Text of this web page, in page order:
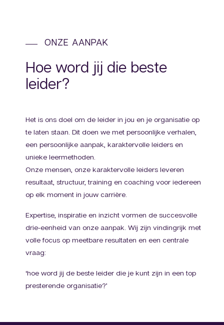
ONZE AANPAK
Hoe word jij die beste
leider?
Het is ons doel om de leider in jou en je organisatie op
te laten staan. Dit doen we met persoonlijke verhalen,
een persoonlijke aanpak, karaktervolle leiders en
unieke leermethoden.
Onze mensen, onze karaktervolle leiders leveren
resultaat, structuur, training en coaching voor iedereen
op elk moment in jouw carrière.
Expertise, inspiratie en inzicht vormen de succesvolle
drie-eenheid van onze aanpak. Wij zijn vindingrijk met
volle focus op meetbare resultaten en een centrale
vraag:
‘hoe word jij de beste leider die je kunt zijn in een top
presterende organisatie?’